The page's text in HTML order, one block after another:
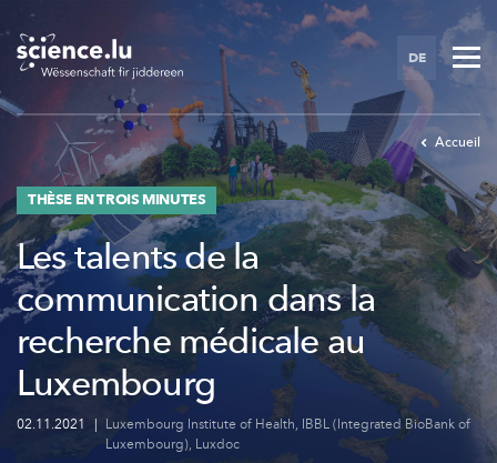
Skip
to
main
content
DE
Accueil
THÈSE EN TROIS MINUTES
Les talents de la
communication dans la
recherche médicale au
Luxembourg
02.11.2021 | Luxembourg Institute of Health, IBBL (Integrated BioBank of
Luxembourg), Luxdoc